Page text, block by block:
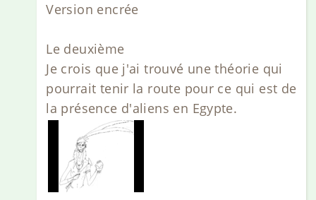
Version encrée
Le deuxième
Je crois que j'ai trouvé une théorie qui
pourrait tenir la route pour ce qui est de
la présence d'aliens en Egypte.